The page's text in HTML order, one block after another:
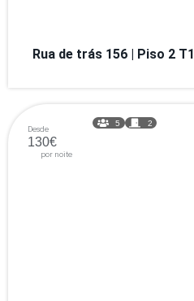
Rua de trás 156 | Piso 2 T1
Desde
130€
por noite
5 2